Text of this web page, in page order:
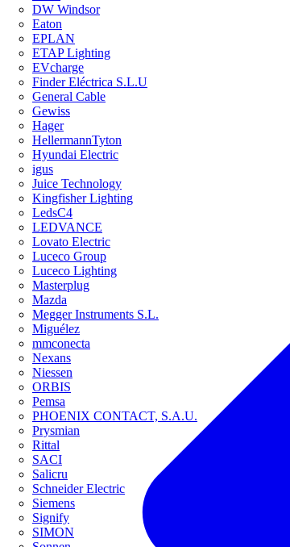
DW Windsor
Eaton
EPLAN
ETAP Lighting
EVcharge
Finder Eléctrica S.L.U
General Cable
Gewiss
Hager
HellermannTyton
Hyundai Electric
igus
Juice Technology
Kingfisher Lighting
LedsC4
LEDVANCE
Lovato Electric
Luceco Group
Luceco Lighting
Masterplug
Mazda
Megger Instruments S.L.
Miguélez
mmconecta
Nexans
Niessen
ORBIS
Pemsa
PHOENIX CONTACT, S.A.U.
Prysmian
Rittal
SACI
Salicru
Schneider Electric
Siemens
Signify
SIMON